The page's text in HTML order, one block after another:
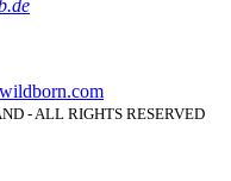
- ALL RIGHTS RESERVED